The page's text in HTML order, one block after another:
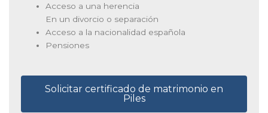
Acceso a una herencia
En un divorcio o separación
Acceso a la nacionalidad española
Pensiones
Solicitar certificado de matrimonio en
Piles